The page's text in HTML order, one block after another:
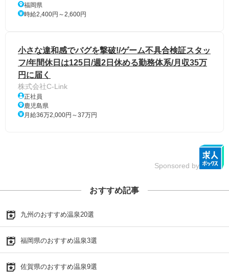
福岡県
時給2,400円～2,600円
小さな違和感でバグを撃破!/ゲーム不具合検証スタッ
フ/年間休日は125日/週2日休める勤務体系/月収35万
円に届く
株式会社C-Link
正社員
鹿児島県
月給36万2,000円～37万円
Sponsored by
おすすめ記事
九州のおすすめ温泉20選
福岡県のおすすめ温泉3選
佐賀県のおすすめ温泉9選